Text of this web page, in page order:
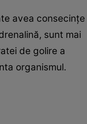
avea consecințe
sunt mai
de golire a
organismul.